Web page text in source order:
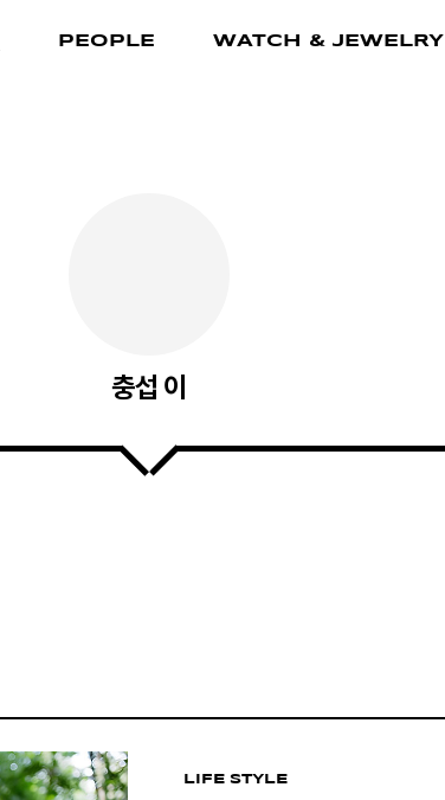
PEOPLE WATCH & JEWELRY
충섭 이
LIFE STYLE